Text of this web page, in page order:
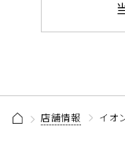
店舗情報 イオ